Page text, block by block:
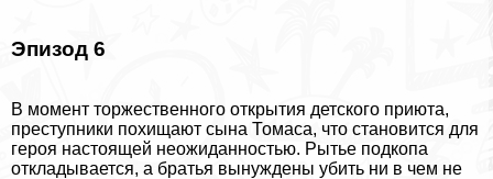
Эпизод 6
В момент торжественного открытия детского приюта,
преступники похищают сына Томаса, что становится для
героя настоящей неожиданностью. Рытье подкопа
откладывается, а братья вынуждены убить ни в чем не